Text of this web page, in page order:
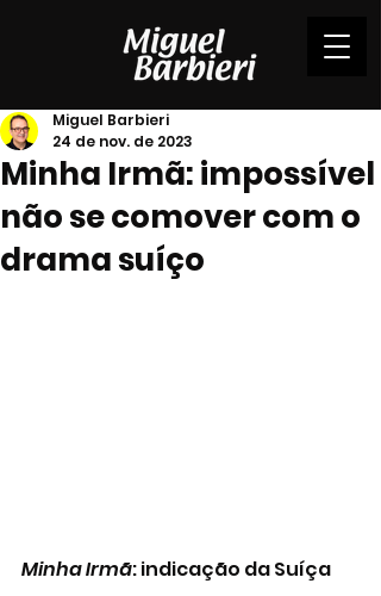
Minha Irmã: impossível
não se comover com o
drama suíço
Miguel Barbieri
24 de nov. de 2023
Minha Irmã: indicação da Suíça